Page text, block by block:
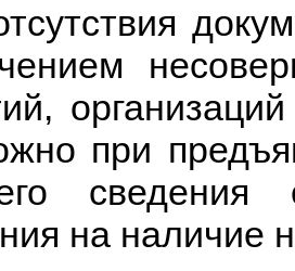
при
сведения
на наличие